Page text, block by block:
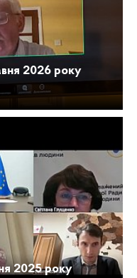
2026 року
2025 року